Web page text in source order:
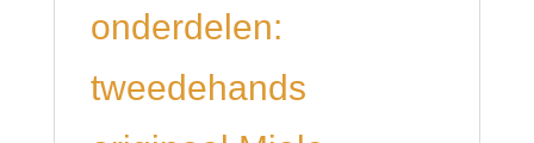
onderdelen:
tweedehands